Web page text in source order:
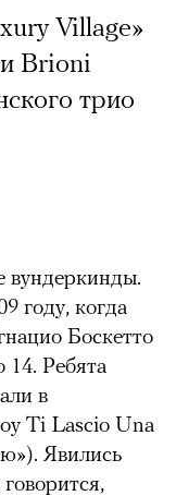
Village»
Brioni
трио
году, когда
Боскетто
Ребята
в
Ti Lascio Una
Явились